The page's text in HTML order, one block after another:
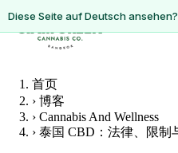
ดูหน้านี้เป็นภาษาไทย?
Diese Seite auf Deutsch ansehen?
首页
› 博客
› Cannabis And Wellness
› 泰国 CBD：法律、限制